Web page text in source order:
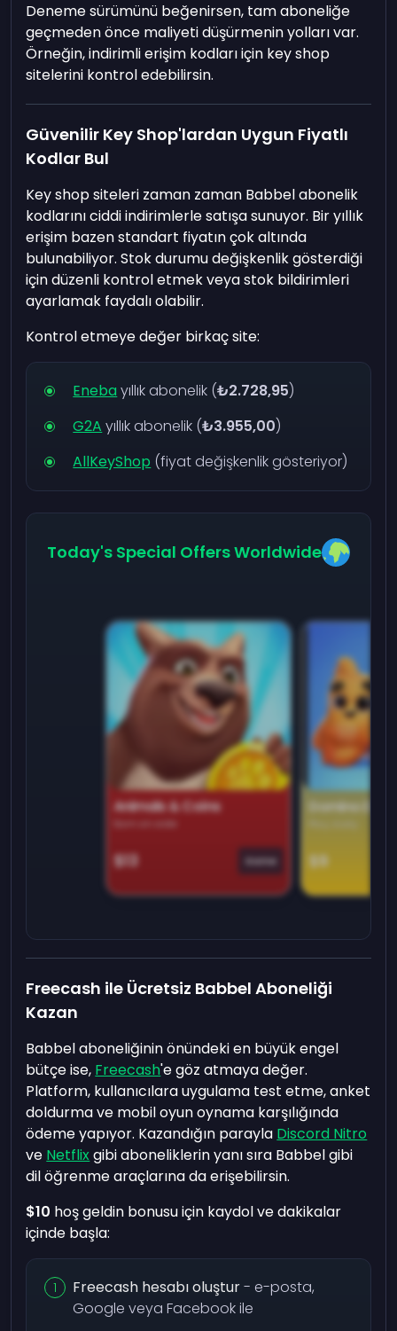
Deneme sürümünü beğenirsen, tam aboneliğe
geçmeden önce maliyeti düşürmenin yolları var.
Örneğin, indirimli erişim kodları için key shop
sitelerini kontrol edebilirsin.
Güvenilir Key Shop'lardan Uygun Fiyatlı
Kodlar Bul
Key shop siteleri zaman zaman Babbel abonelik
kodlarını ciddi indirimlerle satışa sunuyor. Bir yıllık
erişim bazen standart fiyatın çok altında
bulunabiliyor. Stok durumu değişkenlik gösterdiği
için düzenli kontrol etmek veya stok bildirimleri
ayarlamak faydalı olabilir.
Kontrol etmeye değer birkaç site:
Enebayıllık abonelik (₺2.728,95)
G2A yıllık abonelik (₺3.955,00)
AllKeyShop (fiyat değişkenlik gösteriyor)
Today's Special Offers Worldwide
Animals & Coins
Earn on side
$13 Game
Domino
$9
Freecash ile Ücretsiz Babbel Aboneliği
Kazan
Babbel aboneliğinin önündeki en büyük engel
bütçe ise, Freecash'e göz atmaya değer.
Platform, kullanıcılara uygulama test etme, anket
doldurma ve mobil oyun oynama karşılığında
ödeme yapıyor. Kazandığın parayla Discord Nitro
ve Netflixgibi aboneliklerin yanı sıra Babbel gibi
dil öğrenme araçlarına da erişebilirsin.
$10 hoş geldin bonusu için kaydol ve dakikalar
içinde başla:
Freecash hesabı oluştur- e-posta,
Google veya Facebook ile